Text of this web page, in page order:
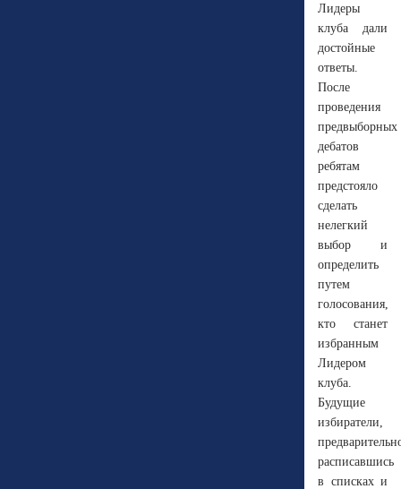
Лидеры
клуба дали
достойные
ответы.
После
проведения
предвыборных
дебатов
ребятам
предстояло
сделать
нелегкий
выбор и
определить
путем
голосования,
кто станет
избранным
Лидером
клуба.
Будущие
избиратели,
расписавшись
в списках и